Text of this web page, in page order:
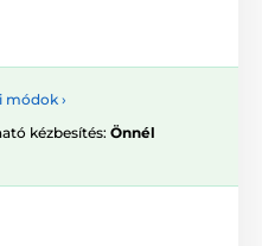
módok ›
kézbesítés: Önnél